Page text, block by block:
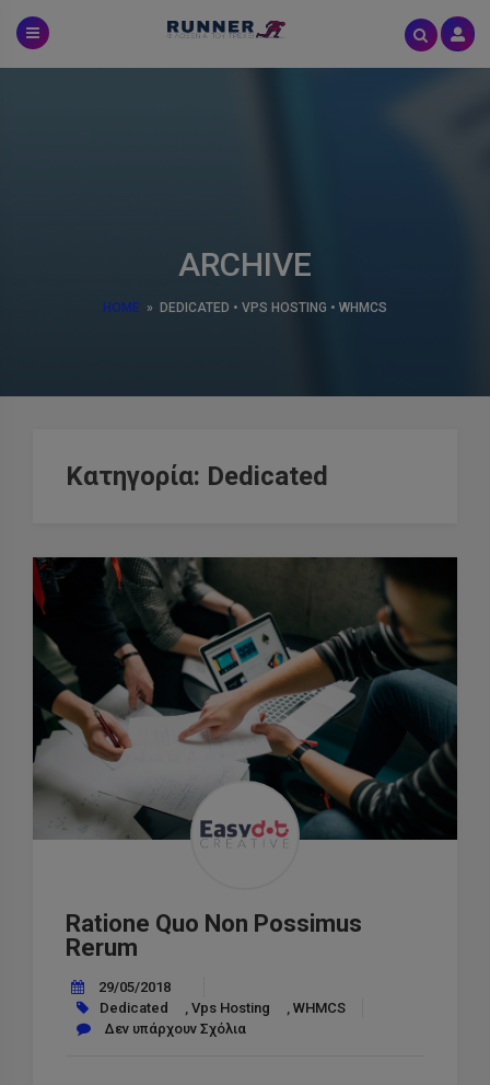
ARCHIVE
HOME » DEDICATED • VPS HOSTING • WHMCS
Κατηγορία: Dedicated
Ratione Quo Non Possimus
Rerum
29/05/2018
Dedicated
, Vps Hosting , WHMCS
Δεν υπάρχουν Σχόλια